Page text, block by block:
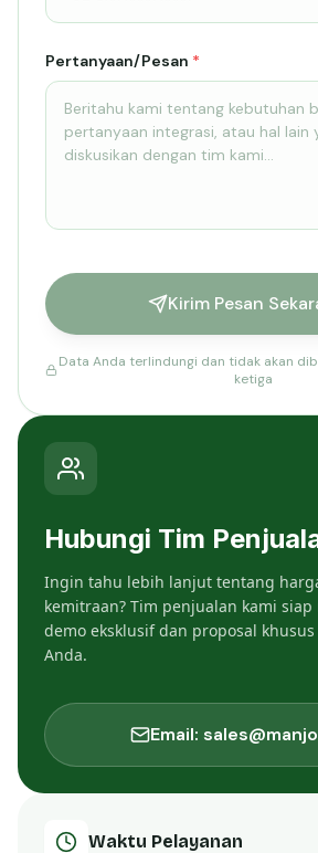
Pertanyaan/Pesan *
Kirim Pesan
Data Anda terlindungi dan tidak akan
ketiga
Hubungi Tim
Ingin tahu lebih lanjut tentang
kemitraan? Tim penjualan kami
demo eksklusif dan proposal
Anda.
Email:
Waktu Pelayanan